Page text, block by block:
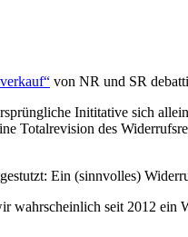
von NR und SR
Inititative sich
Totalrevision des
Ein (sinnvolles)
wahrscheinlich seit 2012 ein